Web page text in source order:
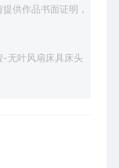
供作品书面证明，
无叶风扇床具床头